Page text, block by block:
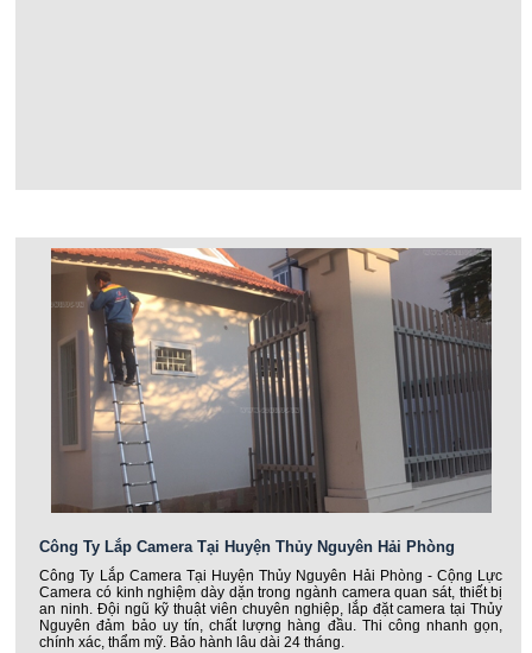
Công Ty Lắp Camera Tại Huyện Thủy Nguyên Hải Phòng
Công Ty Lắp Camera Tại Huyện Thủy Nguyên Hải Phòng - Cộng Lực
Camera có kinh nghiệm dày dặn trong ngành camera quan sát, thiết bị
an ninh. Đội ngũ kỹ thuật viên chuyên nghiệp, lắp đặt camera tại Thủy
Nguyên đảm bảo uy tín, chất lượng hàng đầu. Thi công nhanh gọn,
chính xác, thẩm mỹ. Bảo hành lâu dài 24 tháng.